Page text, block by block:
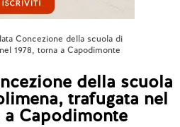
Concezione della scuola di
1978, torna a Capodimonte
della scuola
trafugata nel
a Capodimonte